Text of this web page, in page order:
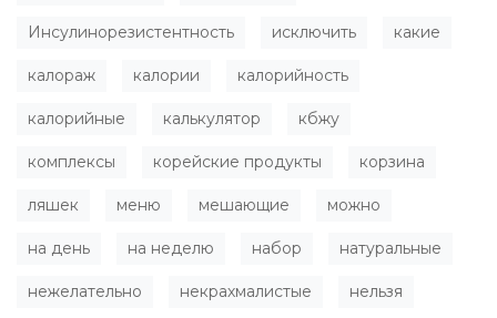
Инсулинорезистентность исключить какие
калораж калории калорийность
калорийные калькулятор кбжу
комплексы корейские продукты корзина
ляшек меню мешающие можно
на день на неделю набор натуральные
нежелательно некрахмалистые нельзя